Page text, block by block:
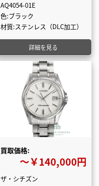
AQ4054-01E
色:ブラック
材質:ステンレス（DLC加工）
詳細を見る
買取価格:
〜￥140,000円
ザ・シチズン